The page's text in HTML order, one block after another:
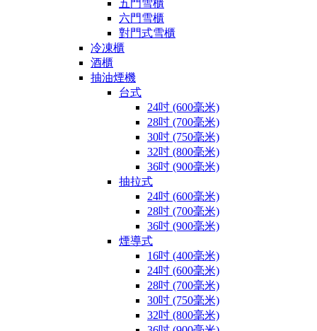
五門雪櫃
六門雪櫃
對門式雪櫃
冷凍櫃
酒櫃
抽油煙機
台式
24吋 (600毫米)
28吋 (700毫米)
30吋 (750毫米)
32吋 (800毫米)
36吋 (900毫米)
抽拉式
24吋 (600毫米)
28吋 (700毫米)
36吋 (900毫米)
煙導式
16吋 (400毫米)
24吋 (600毫米)
28吋 (700毫米)
30吋 (750毫米)
32吋 (800毫米)